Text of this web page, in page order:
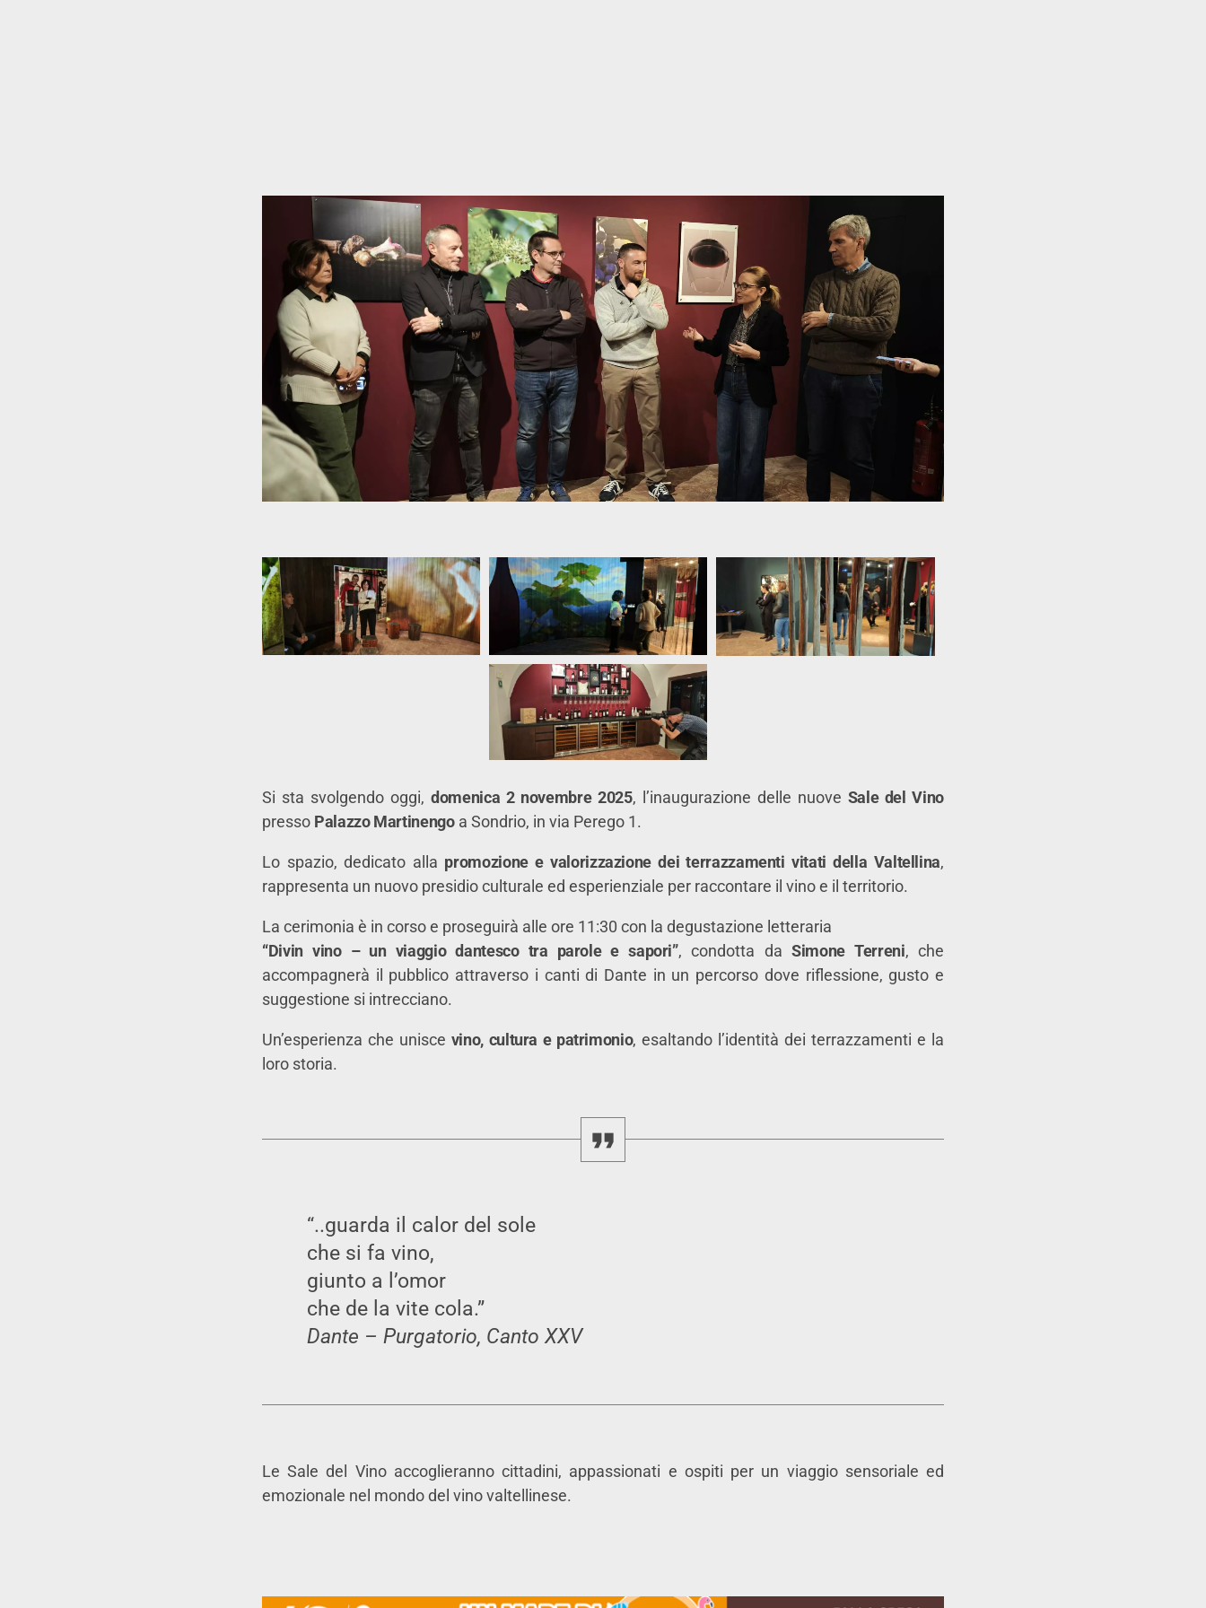
Si sta svolgendo oggi,domenica 2 novembre 2025, l’inaugurazione delle nuove Sale del Vino
presso Palazzo Martinengoa Sondrio, in via Perego 1.
Lo spazio, dedicato alla promozione e valorizzazione dei terrazzamenti vitati della Valtellina,
rappresenta un nuovo presidio culturale ed esperienziale per raccontare il vino e il territorio.
La cerimonia è in corso e proseguirà alle ore 11:30 con la degustazione letteraria
“Divin vino – un viaggio dantesco tra parole e sapori”, condotta daSimone Terreni, che
accompagnerà il pubblico attraverso i canti di Dante in un percorso dove riflessione, gusto e
suggestione si intrecciano.
Un’esperienza che unisce vino, cultura e patrimonio, esaltando l’identità dei terrazzamenti e la
loro storia.
“..guarda il calor del sole
che si fa vino,
giunto a l’omor
che de la vite cola.”
Dante – Purgatorio, Canto XXV
Le Sale del Vino accoglieranno cittadini, appassionati e ospiti per un viaggio sensoriale ed
emozionale nel mondo del vino valtellinese.